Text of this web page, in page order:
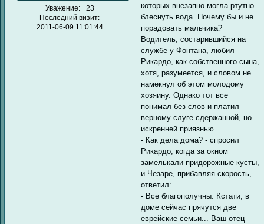
Уважение: +23
Последний визит:
2011-06-09 11:01:44
которых внезапно могла ртутно
блеснуть вода. Почему бы и не
порадовать мальчика?
Водитель, состарившийся на
службе у Фонтана, любил
Рикардо, как собственного сына,
хотя, разумеется, и словом не
намекнул об этом молодому
хозяину. Однако тот все
понимал без слов и платил
верному слуге сдержанной, но
искренней приязнью.
- Как дела дома? - спросил
Рикардо, когда за окном
замелькали придорожные кусты,
и Чезаре, прибавляя скорость,
ответил:
- Все благополучны. Кстати, в
доме сейчас прячутся две
еврейские семьи... Ваш отец